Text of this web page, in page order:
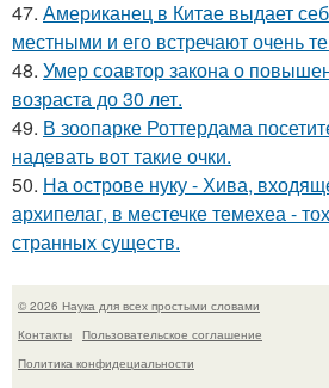
47. Американец в Китае выдает
местными и его встречают очень
48. Умер соавтор закона о
возраста до 30 лет.
49. В зоопарке Роттердама
надевать вот такие очки.
50. На острове нуку - Хива,
архипелаг, в местечке темехеа -
странных существ.
© 2026 Наука для всех простыми словами
Контакты
Пользовательское соглашение
Политика конфидециальности